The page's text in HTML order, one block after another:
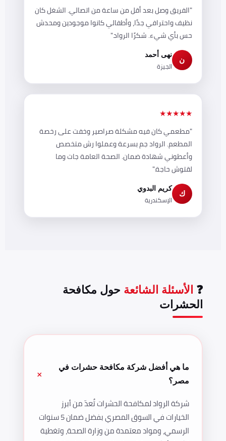
"الفريق وصل بعد أقل من ساعة من اتصالي. الشغل كان
نظيف واحترافي جدًا، وأطفالي كانوا موجودين ومحدش
حس بأي شيء. شكرًا الرواد."
ن
نهى أحمد
الجيزة
★★★★★
"مطعمي كان فيه مشكلة صراصير وخفت على رخصة
المطعم. الرواد جم بسرعة وعملوا رش متخصص
وأعطوني شهادة ضمان. الصحة العامة جات وما
لقتوش حاجة."
ك
كريم البدوي
الإسكندرية
❓ الأسئلة الشائعة حول مكافحة
الحشرات
ما هي أفضل شركة مكافحة حشرات في
مصر؟
شركة الرواد لمكافحة الحشرات تُعدّ من أبرز
الخيارات في السوق المصري بفضل ضمان 5 سنوات
الرسمي، ومواد معتمدة من وزارة الصحة، وتغطية